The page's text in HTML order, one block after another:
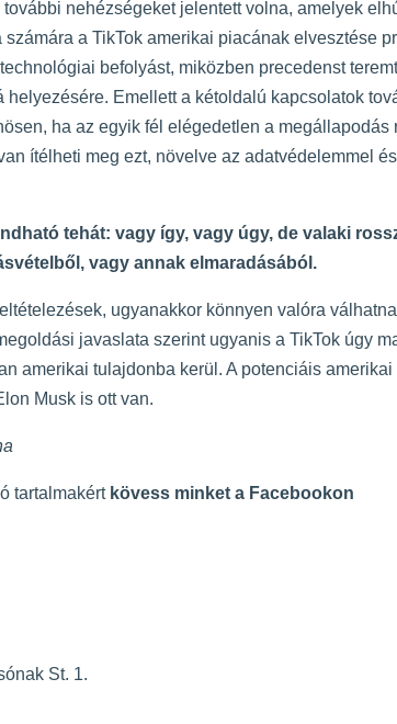
nehézségeket jelentett volna, amelyek
a TikTok amerikai piacának elvesztése
befolyást, miközben precedenst
helyezésére. Emellett a kétoldalú kapcsolatok
ha az egyik fél elégedetlen a megállapodás
ítélheti meg ezt, növelve az adatvédelemmel
tehát: vagy így, vagy úgy, de valaki
vagy annak elmaradásából.
ugyanakkor könnyen valóra
javaslata szerint ugyanis a TikTok úgy
amerikai tulajdonba kerül. A potenciáis
Musk is ott van.
tartalmakért kövess minket a Facebookon
St. 1.